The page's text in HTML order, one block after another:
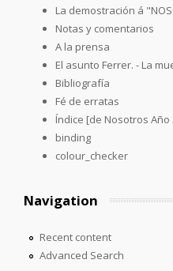
La demostración á
Notas y comentarios
A la prensa
El asunto Ferrer. - La
Bibliografía
Fé de erratas
Índice [de Nosotros Año
binding
colour_checker
Navigation
Recent content
Advanced Search